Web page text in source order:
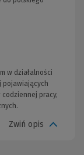
w działalności
pojawiających
pracy,
Zwiń opis